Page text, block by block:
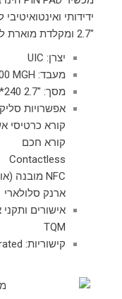
ידידותי
"2.7 ומקלדת מוארת להזנת קוד סודי באופן דיסקרטי.
יצרן: UIC
מעבד: 32bits ,400 MGH
מסך: "2.7 Color LCD 320*240 כולל תאורה אחורית .
אפשרויות
קורא כרטיסי
קורא חכם
Contactless
NFC מובנה (אופציונאלי)
ארנק סלולארי
TQM
קישוריות: Ethernet or Wi-Fi + Bluetooth integrated